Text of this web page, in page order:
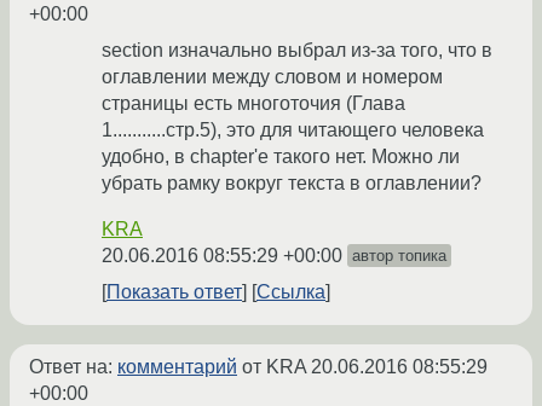
+00:00
section изначально выбрал из-за того, что в
оглавлении между словом и номером
страницы есть многоточия (Глава
1...........стр.5), это для читающего человека
удобно, в chapter'е такого нет. Можно ли
убрать рамку вокруг текста в оглавлении?
KRA
20.06.2016 08:55:29 +00:00 автор топика
Показать ответ Ссылка
Ответ на: комментарий от KRA20.06.2016 08:55:29
+00:00